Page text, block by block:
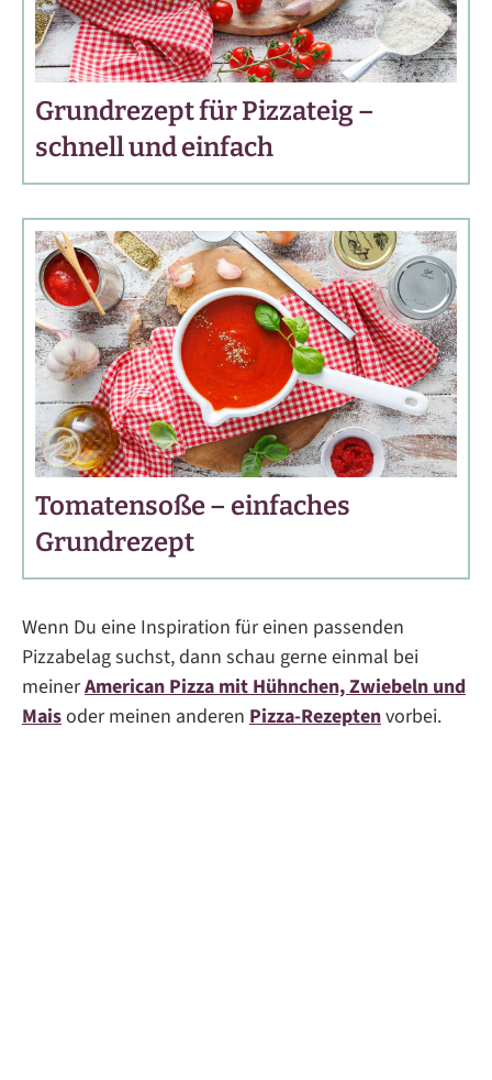
Grundrezept für Pizzateig –
schnell und einfach
Tomatensoße – einfaches
Grundrezept
Wenn Du eine Inspiration für einen passenden
Pizzabelag suchst, dann schau gerne einmal bei
meinerAmerican Pizza mit Hühnchen, Zwiebeln und
Maisoder meinen anderen Pizza-Rezeptenvorbei.